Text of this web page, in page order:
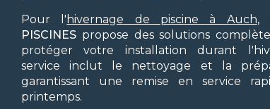
Pour l' hivernage de piscine à Auch,
PISCINES propose des solutions
protéger votre installation durant
service inclut le nettoyage et la
garantissant une remise en service
printemps.